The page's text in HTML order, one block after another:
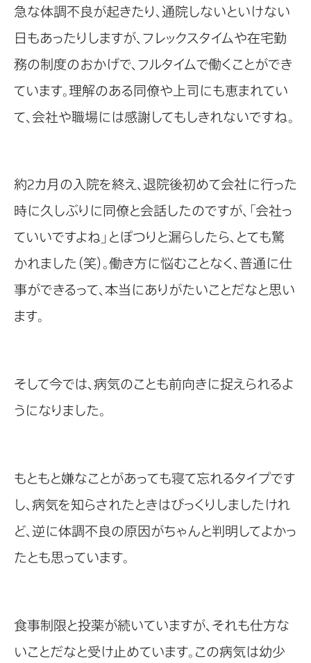
急な体調不良が起きたり、通院しないといけない
日もあったりしますが、フレックスタイムや在宅勤
務の制度のおかげで、フルタイムで働くことができ
ています。理解のある同僚や上司にも恵まれてい
て、会社や職場には感謝してもしきれないですね。
約2カ月の入院を終え、退院後初めて会社に行った
時に久しぶりに同僚と会話したのですが、「会社っ
ていいですよね」とぽつりと漏らしたら、とても驚
かれました（笑）。働き方に悩むことなく、普通に仕
事ができるって、本当にありがたいことだなと思い
ます。
そして今では、病気のことも前向きに捉えられるよ
うになりました。
もともと嫌なことがあっても寝て忘れるタイプです
し、病気を知らされたときはびっくりしましたけれ
ど、逆に体調不良の原因がちゃんと判明してよかっ
たとも思っています。
食事制限と投薬が続いていますが、それも仕方な
いことだなと受け止めています。この病気は幼少